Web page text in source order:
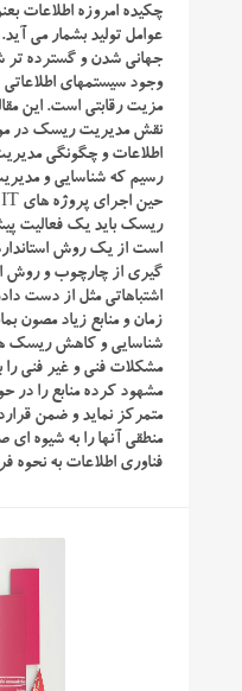
چکیده امروزه اطلاعات
عوامل تولید بشمار می
جهانی شدن و گسترده تر
وجود سیستمهای اطلاعاتی
مزیت رقابتی است. این
نقش مدیریت ریسک در
اطلاعات و چگونگی
رسیم که شناسایی و
ریسک باید یک فعالیت
است از یک روش
گیری از چارچوب و روش
اشتباهاتی مثل از دست
زمان و منابع زیاد مصون
شناسایی و کاهش ریسک
مشکلات فنی و غیر فنی را
مشهود کرده منابع را در
متمرکز نماید و ضمن
منطقی آنها را به شیوه
فناوری اطلاعات به